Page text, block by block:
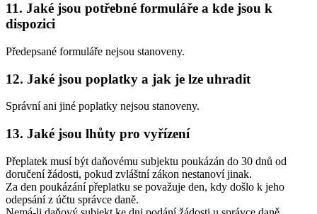
11. Jaké jsou potřebné formuláře a kde jsou k
dispozici
Předepsané formuláře nejsou stanoveny.
12. Jaké jsou poplatky a jak je lze uhradit
Správní ani jiné poplatky nejsou stanoveny.
13. Jaké jsou lhůty pro vyřízení
Přeplatek musí být daňovému subjektu poukázán do 30 dnů od
doručení žádosti, pokud zvláštní zákon nestanoví jinak.
Za den poukázání přeplatku se považuje den, kdy došlo k jeho
odepsání z účtu správce daně.